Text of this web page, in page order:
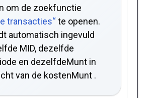
om de zoekfunctie
transacties“te openen.
automatisch ingevuld
MID, dezelfde
en dezelfdeMunt in
van de kostenMunt .